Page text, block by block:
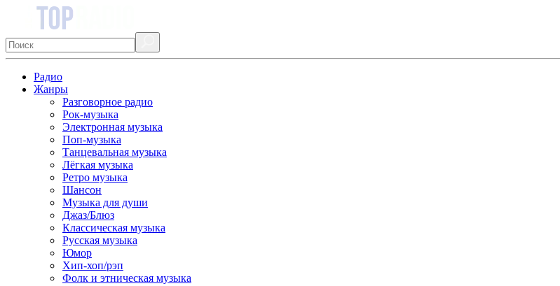
Радио
Жанры
Разговорное радио
Рок-музыка
Электронная музыка
Поп-музыка
Танцевальная музыка
Лёгкая музыка
Ретро музыка
Шансон
Музыка для души
Джаз/Блюз
Классическая музыка
Русская музыка
Юмор
Хип-хоп/рэп
Фолк и этническая музыка